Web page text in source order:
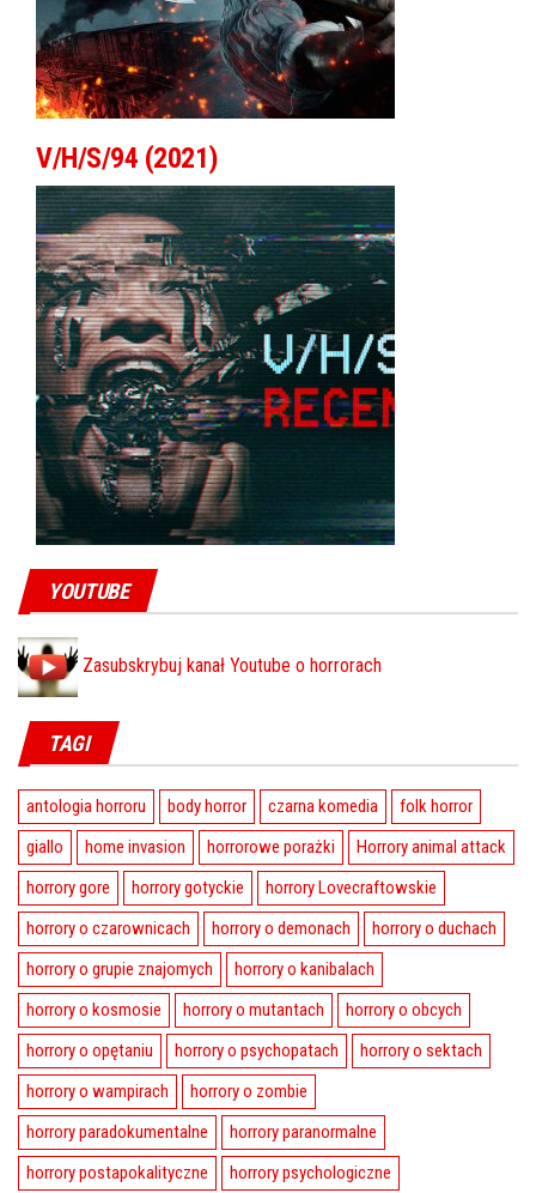
V/H/S/94 (2021)
YOUTUBE
Zasubskrybuj kanał Youtube o horrorach
TAGI
antologia horroru body horror czarna komedia
folk horror
giallo
home invasion horrorowe porażki
Horrory animal attack
horrory gore
horrory gotyckie
horrory Lovecraftowskie
horrory o czarownicach
horrory o demonach
horrory o duchach
horrory o grupie znajomych
horrory o kanibalach
horrory o kosmosie
horrory o mutantach
horrory o obcych
horrory o opętaniu
horrory o psychopatach
horrory o sektach
horrory o wampirach
horrory o zombie
horrory paradokumentalne
horrory paranormalne
horrory postapokalityczne
horrory psychologiczne